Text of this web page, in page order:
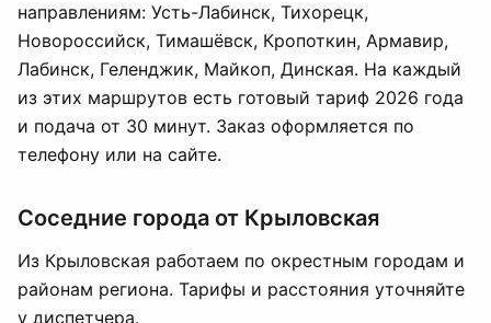
направлениям: Усть-Лабинск, Тихорецк,
Новороссийск, Тимашёвск, Кропоткин, Армавир,
Лабинск, Геленджик, Майкоп, Динская. На каждый
из этих маршрутов есть готовый тариф 2026 года
и подача от 30 минут. Заказ оформляется по
телефону или на сайте.
Соседние города от Крыловская
Из Крыловская работаем по окрестным городам и
районам региона. Тарифы и расстояния уточняйте
у диспетчера.